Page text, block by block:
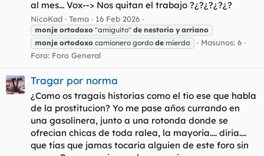
al mes... Vox--> Nos quitan el trabajo ?¿?¿?¿?¿?
NicoKad Tema 16 Feb 2026
monje ortodoxo "amiguito" de nestorio y arriano
monje ortodoxo camionero gordo de mierda
Masunos: 6
Foro: Foro General
Tragar por norma
¿Como os tragais historias como el tio ese que habla
de la prostitucion? Yo me pase años currando en
una gasolinera, junto a una rotonda donde se
ofrecian chicas de toda ralea, la mayoria.... diria....
que tias que jamas tocaria alguien de este foro sin